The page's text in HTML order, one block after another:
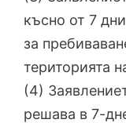
късно от 7
за
територията
(4)
решава в 7-